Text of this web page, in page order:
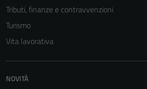
Tributi, finanze e contravvenzioni
Turismo
Vita lavorativa
NOVITÀ